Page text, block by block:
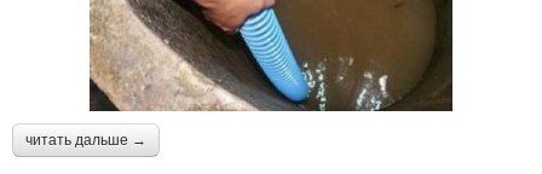
читать дальше →